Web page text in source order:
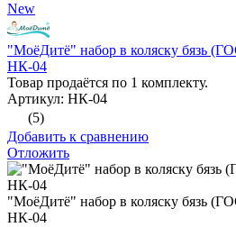
New
"МоёДитё" набор в коляску бязь
НК-04
Товар продаётся по 1 комплекту.
Артикул: НК-04
(5)
Добавить к сравнению
Отложить
"МоёДитё" набор в коляску бязь
НК-04